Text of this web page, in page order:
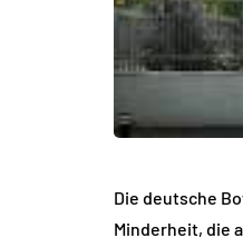
Die deutsche
Minderheit, die